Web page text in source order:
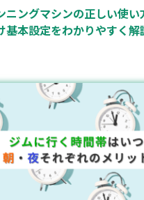
ニングマシンの正しい使
基本設定をわかりやすく解